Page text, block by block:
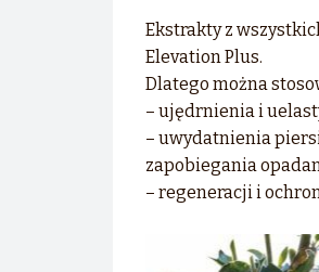
Ekstrakty z
Elevation Plus.
Dlatego można
– ujędrnienia i
– uwydatnienia
zapobiegania
– regeneracji i